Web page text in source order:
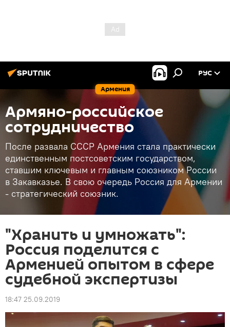
Армения
РУС
Армяно-российское
сотрудничество
После развала СССР Армения стала практически
единственным постсоветским государством,
ставшим ключевым и главным союзником России
в Закавказье. В свою очередь Россия для Армении
- стратегический союзник.
"Хранить и умножать":
Россия поделится с
Арменией опытом в сфере
судебной экспертизы
18:47 25.09.2019